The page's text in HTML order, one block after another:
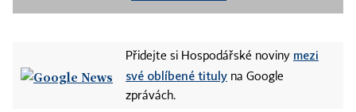
Přidejte si Hospodářské noviny mezi
své oblíbené tituly na Google
zprávách.